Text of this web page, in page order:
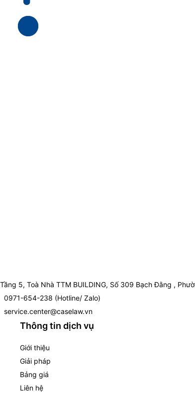
Tầng 5, Toà Nhà TTM BUILDING, Số 309 Bạch Đằng ,
0971-654-238 (Hotline/ Zalo)
service.center@caselaw.vn
Thông tin dịch vụ
Giới thiệu
Giải pháp
Bảng giá
Liên hệ